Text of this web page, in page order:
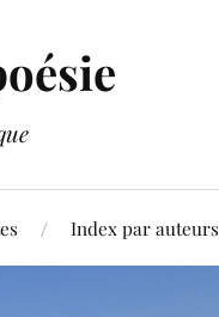
Index par auteurs